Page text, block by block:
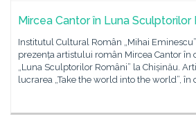
Mircea Cantor în Luna Sculptorilor
Institutul Cultural Român „Mihai
prezența artistului român Mircea Cantor
„Luna Sculptorilor Români” la Chișinău.
lucrarea „Take the world into the world”, în